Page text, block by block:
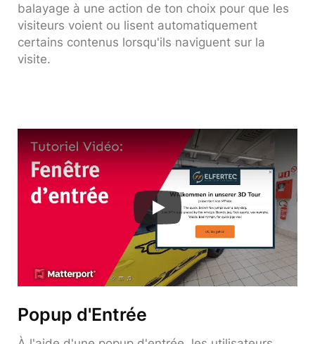
balayage à une action de ton choix pour que les
visiteurs voient ou lisent automatiquement
certains contenus lorsqu'ils naviguent sur la
visite.
Popup d'Entrée